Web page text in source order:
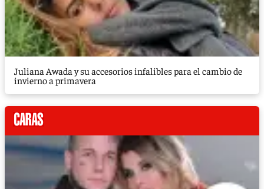
Juliana Awada y su accesorios infalibles para el cambio de
invierno a primavera